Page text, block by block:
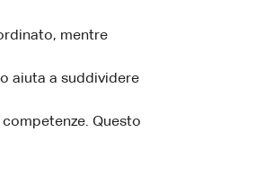
mentre
aiuta a suddividere
Questo